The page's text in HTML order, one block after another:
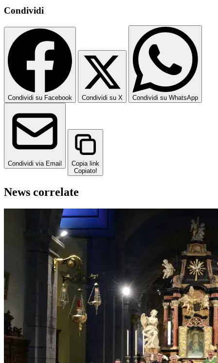
Condividi
Condividi su Facebook Condividi su X Condividi su WhatsApp
Condividi via Email
Copia link
Copiato!
News correlate